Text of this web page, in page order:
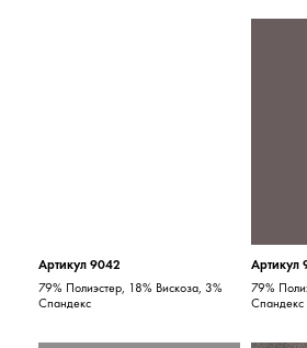
Артикул 9042
79% Полиэстер, 18% Вискоза, 3%
Спандекс
Артикул
79%
Спандекс